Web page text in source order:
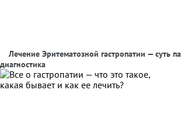
Лечение Эритематозной гастропатии — суть
диагностика